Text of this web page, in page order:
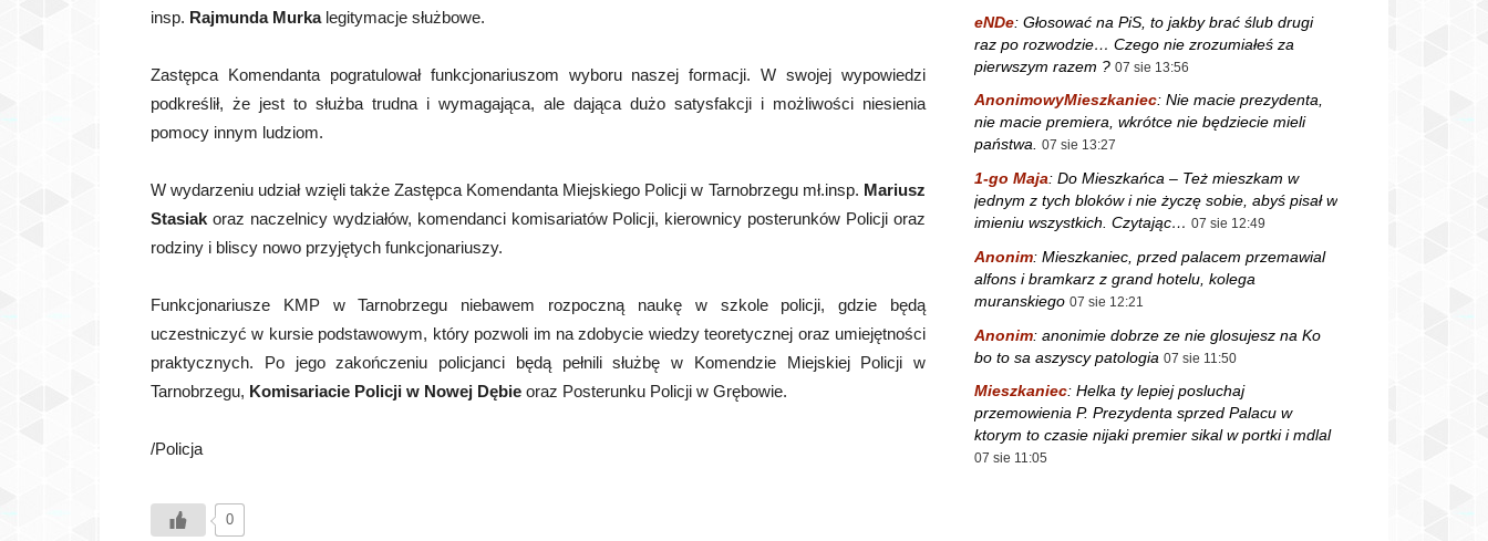
insp. Rajmunda Murkalegitymacje służbowe.
Zastępca Komendanta pogratulował funkcjonariuszom wyboru naszej formacji. W swojej wypowiedzi
podkreślił, że jest to służba trudna i wymagająca, ale dająca dużo satysfakcji i możliwości niesienia
pomocy innym ludziom.
W wydarzeniu udział wzięli także Zastępca Komendanta Miejskiego Policji w Tarnobrzegu mł.insp. Mariusz
Stasiak oraz naczelnicy wydziałów, komendanci komisariatów Policji, kierownicy posterunków Policji oraz
rodziny i bliscy nowo przyjętych funkcjonariuszy.
Funkcjonariusze KMP w Tarnobrzegu niebawem rozpoczną naukę w szkole policji, gdzie będą
uczestniczyć w kursie podstawowym, który pozwoli im na zdobycie wiedzy teoretycznej oraz umiejętności
praktycznych. Po jego zakończeniu policjanci będą pełnili służbę w Komendzie Miejskiej Policji w
Tarnobrzegu, Komisariacie Policji w Nowej Dębie oraz Posterunku Policji w Grębowie.
/Policja
0
eNDe: Głosować na PiS, to jakby brać ślub drugi
raz po rozwodzie… Czego nie zrozumiałeś za
pierwszym razem ? 07 sie 13:56
AnonimowyMieszkaniec: Nie macie prezydenta,
nie macie premiera, wkrótce nie będziecie mieli
państwa. 07 sie 13:27
1-go Maja: Do Mieszkańca – Też mieszkam w
jednym z tych bloków i nie życzę sobie, abyś pisał w
imieniu wszystkich. Czytając… 07 sie 12:49
Anonim: Mieszkaniec, przed palacem przemawial
alfons i bramkarz z grand hotelu, kolega
muranskiego 07 sie 12:21
Anonim: anonimie dobrze ze nie glosujesz na Ko
bo to sa aszyscy patologia 07 sie 11:50
Mieszkaniec: Helka ty lepiej posluchaj
przemowienia P. Prezydenta sprzed Palacu w
ktorym to czasie nijaki premier sikal w portki i mdlal
07 sie 11:05